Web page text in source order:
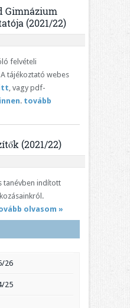
Gimnázium
(2021/22)
felvételi
tájékoztató webes
, vagy pdf-
innen. tovább
(2021/22)
tanévben indított
olvasom »
26
25